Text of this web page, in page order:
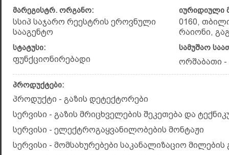
მარეგისტრ. ორგანო:
სსიპ საჯარო რეესტრის ეროვნული
სააგენტო
იურიდიული
0160,
რაიონი,
სტატუსი:
ფუნქციონირებადი
სამუშაო
ორშაბათი -
პროდუქტები:
პროდუქტი - გაზის დეტექტორები
სერვისი - გაზის მრიცხველების შეკეთება და
სერვისი - ელექტროგაყვანილობების მონტაჟი
სერვისი - მომსახურებები საკანალიზაციო